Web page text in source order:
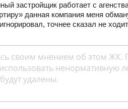
застройщик работает с
данная компания меня
точнее сказал не